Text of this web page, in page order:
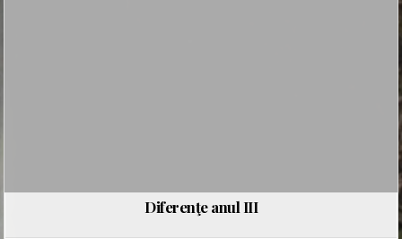
Diferenţe anul III